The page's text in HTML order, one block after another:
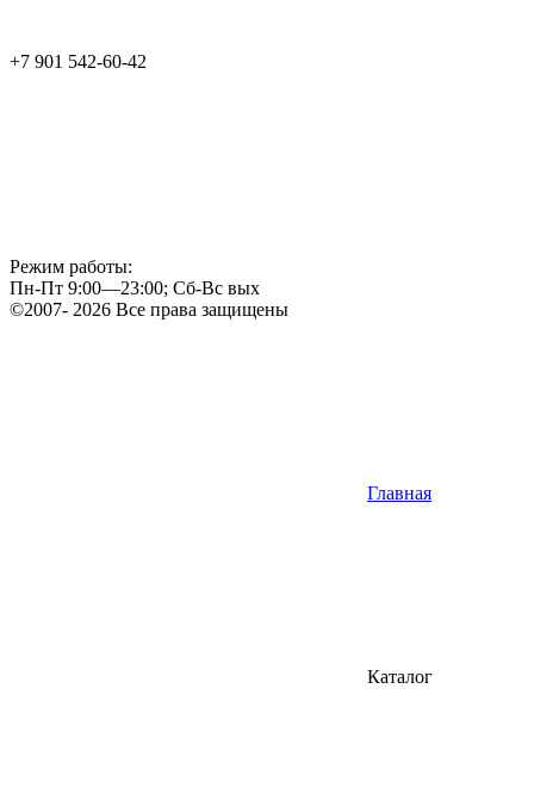
+7 901 542-60-42
Режим работы:
Пн-Пт 9:00—23:00; Сб-Вс вых
©2007- 2026 Все права защищены
Главная
Каталог